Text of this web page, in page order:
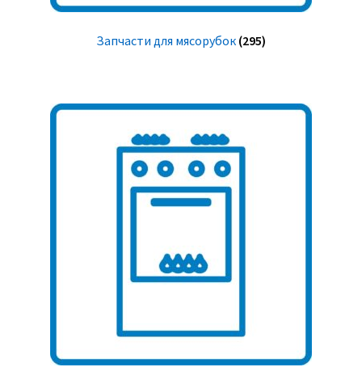
Запчасти для мясорубок (295)